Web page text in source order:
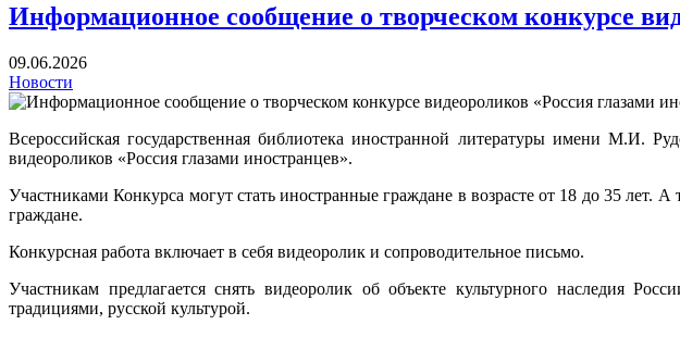
Информационное сообщение о творческом конкурсе
09.06.2026
Новости
Всероссийская государственная библиотека иностранной литературы имени М.И.
видеороликов «Россия глазами иностранцев».
Участниками Конкурса могут стать иностранные граждане в возрасте от 18 до 35 лет.
граждане.
Конкурсная работа включает в себя видеоролик и сопроводительное письмо.
Участникам предлагается снять видеоролик об объекте культурного наследия
традициями, русской культурой.